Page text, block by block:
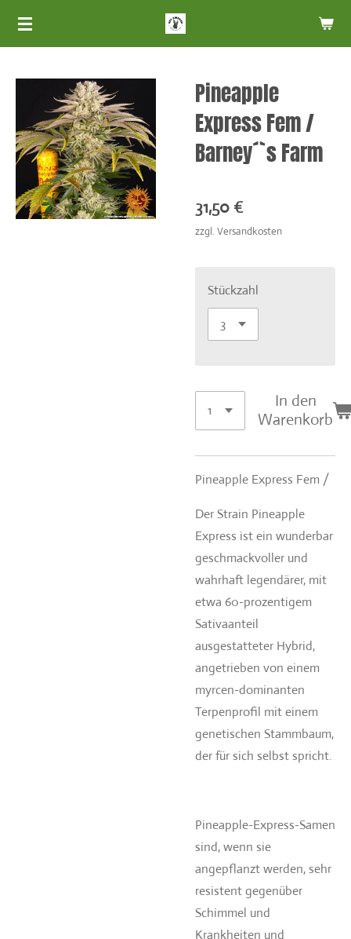
Zum
Pineapple
Express Fem /
Barney´`s Farm
31,50 €
zzgl. Versandkosten
Stückzahl
In den
Warenkorb
Pineapple Express Fem /
Der Strain Pineapple
Express ist ein wunderbar
geschmackvoller und
wahrhaft legendärer, mit
etwa 60-prozentigem
Sativaanteil
ausgestatteter Hybrid,
angetrieben von einem
myrcen-dominanten
Terpenprofil mit einem
genetischen Stammbaum,
der für sich selbst spricht.
Pineapple-Express-Samen
sind, wenn sie
angepflanzt werden, sehr
resistent gegenüber
Schimmel und
Krankheiten und